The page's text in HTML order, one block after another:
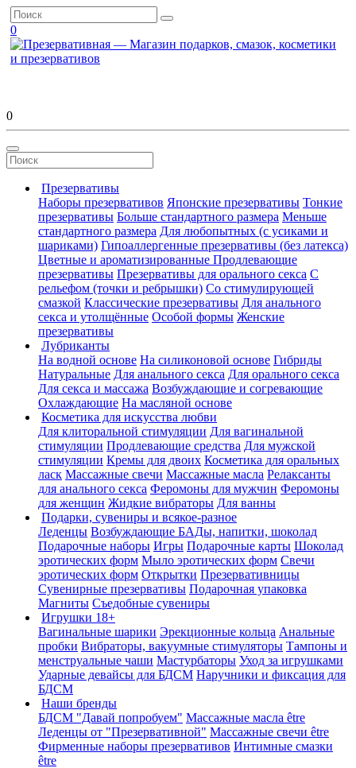
0
0
Презервативы
Наборы презервативов Японские презервативы Тонкие
презервативы Больше стандартного размера Меньше
стандартного размера Для любопытных (с усиками и
шариками) Гипоаллергенные презервативы (без латекса)
Цветные и ароматизированные Продлевающие
презервативы Презервативы для орального секса С
рельефом (точки и ребрышки) Со стимулирующей
смазкой Классические презервативы Для анального
секса и утолщённые Особой формы Женские
презервативы
Лубриканты
На водной основе На силиконовой основе Гибриды
Натуральные Для анального секса Для орального секса
Для секса и массажа Возбуждающие и согревающие
Охлаждающие На масляной основе
Косметика для искусства любви
Для клиторальной стимуляции Для вагинальной
стимуляции Продлевающие средства Для мужской
стимуляции Кремы для двоих Косметика для оральных
ласк Массажные свечи Массажные масла Релаксанты
для анального секса Феромоны для мужчин Феромоны
для женщин Жидкие вибраторы Для ванны
Подарки, сувениры и всякое-разное
Леденцы Возбуждающие БАДы, напитки, шоколад
Подарочные наборы Игры Подарочные карты Шоколад
эротических форм Мыло эротических форм Свечи
эротических форм Открытки Презервативницы
Сувенирные презервативы Подарочная упаковка
Магниты Съедобные сувениры
Игрушки 18+
Вагинальные шарики Эрекционные кольца Анальные
пробки Вибраторы, вакуумные стимуляторы Тампоны и
менструальные чаши Мастурбаторы Уход за игрушками
Ударные девайсы для БДСМ Наручники и фиксация для
БДСМ
Наши бренды
БДСМ "Давай попробуем" Массажные масла être
Леденцы от "Презервативной" Массажные свечи être
Фирменные наборы презервативов Интимные смазки
être